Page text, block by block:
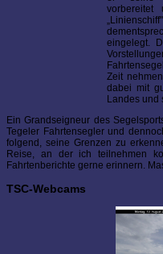
eingelegt.
Zeit
dabei mit
Landes und
Ein Grandseigneur des
Tegeler Fahrtensegler und
folgend, seine Grenzen zu
Reise, an der ich teilnehmen
Fahrtenberichte gerne erinnern.
TSC-Webcams